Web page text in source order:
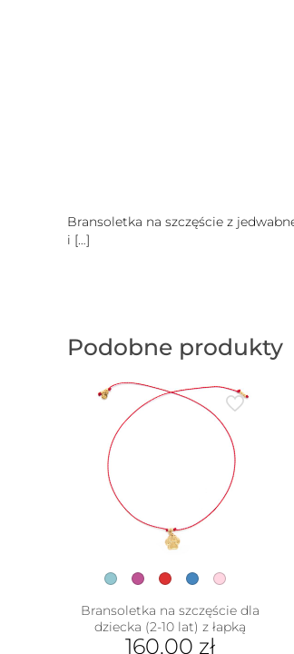
Bransoletka na szczęście z
i […]
Podobne produkty
Bransoletka na szczęście dla
dziecka (2-10 lat) z łapką
160.00 zł